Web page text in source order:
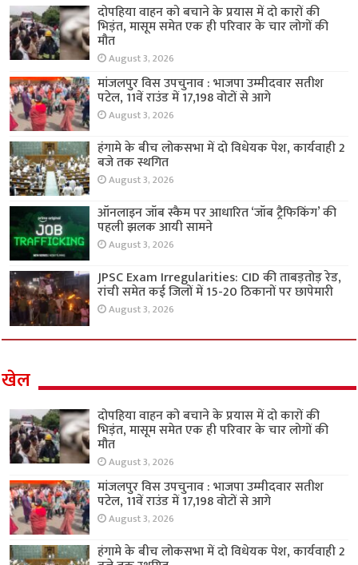
दोपहिया वाहन को बचाने के प्रयास में दो कारों की
भिड़ंत, मासूम समेत एक ही परिवार के चार लोगों की
मौत
August 3, 2026
मांजलपुर विस उपचुनाव : भाजपा उम्मीदवार सतीश
पटेल, 11वें राउंड में 17,198 वोटों से आगे
August 3, 2026
हंगामे के बीच लोकसभा में दो विधेयक पेश, कार्यवाही 2
बजे तक स्थगित
August 3, 2026
ऑनलाइन जॉब स्कैम पर आधारित ‘जॉब ट्रैफिकिंग’ की
पहली झलक आयी सामने
August 3, 2026
JPSC Exam Irregularities: CID की ताबड़तोड़ रेड,
रांची समेत कई जिलों में 15-20 ठिकानों पर छापेमारी
August 3, 2026
खेल
दोपहिया वाहन को बचाने के प्रयास में दो कारों की
भिड़ंत, मासूम समेत एक ही परिवार के चार लोगों की
मौत
August 3, 2026
मांजलपुर विस उपचुनाव : भाजपा उम्मीदवार सतीश
पटेल, 11वें राउंड में 17,198 वोटों से आगे
August 3, 2026
हंगामे के बीच लोकसभा में दो विधेयक पेश, कार्यवाही 2